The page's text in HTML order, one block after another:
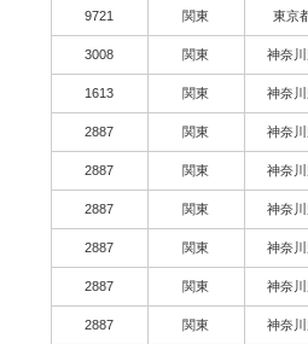
9721 関東 東京
3008 関東 神奈
1613 関東 神奈
2887 関東 神奈
2887 関東 神奈
2887 関東 神奈
2887 関東 神奈
2887 関東 神奈
2887 関東 神奈